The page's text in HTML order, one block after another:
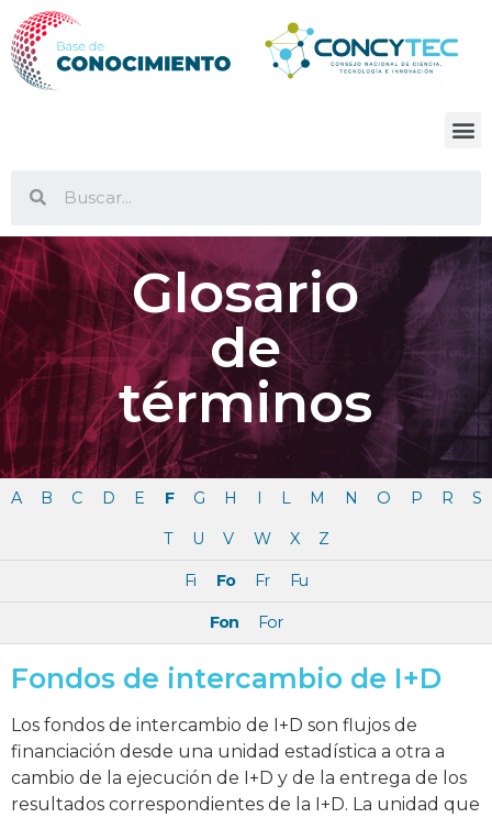
Glosario
de
términos
A B C D E F G H I L M N O P R S
T U V W X Z
Fi Fo Fr Fu
Fon For
Fondos de intercambio de I+D
Los fondos de intercambio de I+D son flujos de
financiación desde una unidad estadística a otra a
cambio de la ejecución de I+D y de la entrega de los
resultados correspondientes de la I+D. La unidad que